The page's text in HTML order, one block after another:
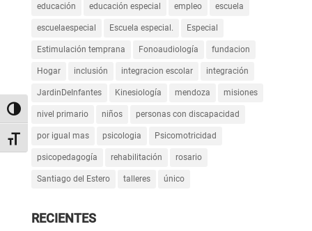
Alternar alto contraste
Alternar tamaño de letra
educación educación especial empleo escuela
escuelaespecial Escuela especial. Especial
Estimulación temprana Fonoaudiología fundacion
Hogar inclusión integracion escolar integración
JardinDeInfantes Kinesiología mendoza misiones
nivel primario niños personas con discapacidad
por igual mas psicologia Psicomotricidad
psicopedagogía rehabilitación rosario
Santiago del Estero talleres único
RECIENTES